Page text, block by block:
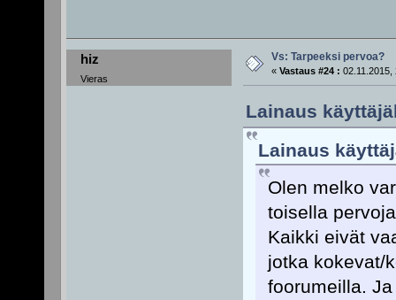
hiz
Vieras
Vs: Tarpeeksi pervoa?
« Vastaus #24 : 02.11.2015,
Lainaus
Lainaus
Olen melko
toisella
Kaikki eivät
jotka kokevat/
foorumeilla.